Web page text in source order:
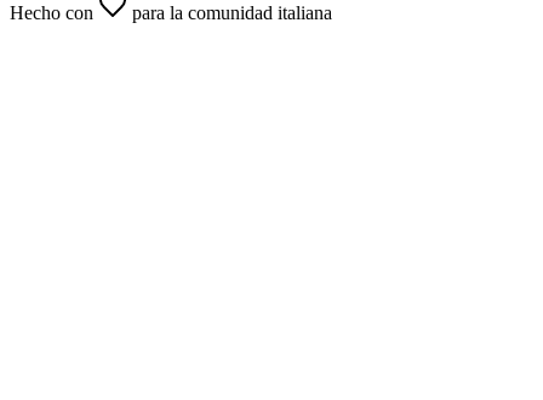
Hecho con para la comunidad italiana